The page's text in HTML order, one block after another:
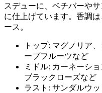
スデューに、ベチバーや
に仕上げています。香調
ース。
トップ: マグノリア
ープフルーツなど
ミドル: カーネーシ
ブラックローズなど
ラスト: サンダルウ